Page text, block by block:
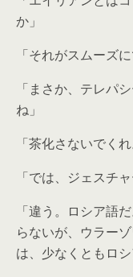
か」
「それがスムーズ
「まさか、テレパ
ね」
「茶化さないでく
「では、ジェスチ
「違う。ロシア語
らないが、ウラー
は、少なくともロ